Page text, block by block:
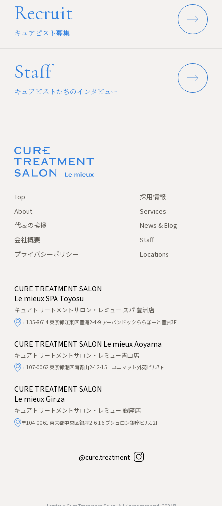
Recruit
キュアピスト募集
Staff
キュアピストたちのインタビュー
Top
採用情報
About
Services
代表の挨拶
News & Blog
会社概要
Staff
プライバシーポリシー
Locations
@cure.treatment
CURE TREATMENT SALON
Le mieux SPA Toyosu
キュアトリートメントサロン・レミュー スパ 豊洲店
〒135-8614 東京都江東区豊洲2-4-9 アーバンドックららぽーと豊洲3F
CURE TREATMENT SALON Le mieux Aoyama
キュアトリートメントサロン・レミュー青山店
〒107-0062 東京都港区南青山2-12-15 ユニマット外苑ビル7Ｆ
CURE TREATMENT SALON
Le mieux Ginza
キュアトリートメントサロン・レミュー 銀座店
〒104-0061 東京都中央区銀座2-6-16 ブシュロン銀座ビル12F